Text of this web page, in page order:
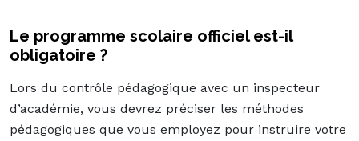
Le programme scolaire officiel est-il
obligatoire ?
Lors du contrôle pédagogique avec un inspecteur
d’académie, vous devrez préciser les méthodes
pédagogiques que vous employez pour instruire votre